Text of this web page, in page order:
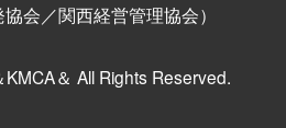
会／関西経営管理協会）
＆ All Rights Reserved.